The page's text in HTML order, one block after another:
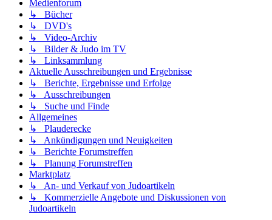
Medienforum
↳ Bücher
↳ DVD's
↳ Video-Archiv
↳ Bilder & Judo im TV
↳ Linksammlung
Aktuelle Ausschreibungen und Ergebnisse
↳ Berichte, Ergebnisse und Erfolge
↳ Ausschreibungen
↳ Suche und Finde
Allgemeines
↳ Plauderecke
↳ Ankündigungen und Neuigkeiten
↳ Berichte Forumstreffen
↳ Planung Forumstreffen
Marktplatz
↳ An- und Verkauf von Judoartikeln
↳ Kommerzielle Angebote und Diskussionen von
Judoartikeln